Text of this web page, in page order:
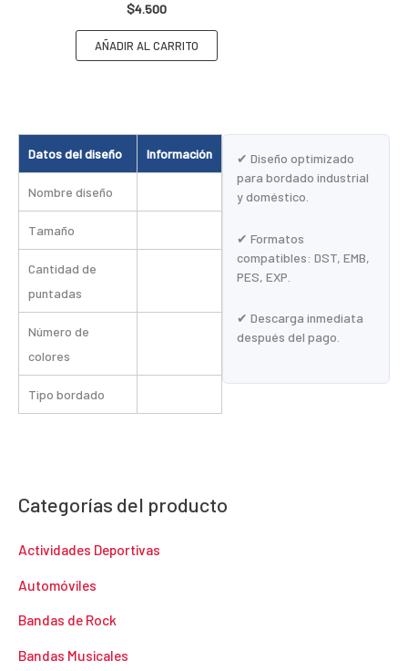
Datos del diseño Información
Nombre diseño
Tamaño
Cantidad de
puntadas
Número de
colores
Tipo bordado
✔ Diseño optimizado
para bordado industrial
y doméstico.
✔ Formatos
compatibles: DST, EMB,
PES, EXP.
✔ Descarga inmediata
después del pago.
$4.500
AÑADIR AL CARRITO
Categorías del producto
Actividades Deportivas
Automóviles
Bandas de Rock
Bandas Musicales